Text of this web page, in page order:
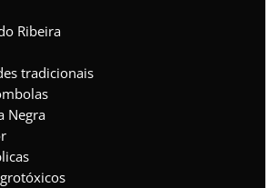
Ribeira
tradicionais
Negra